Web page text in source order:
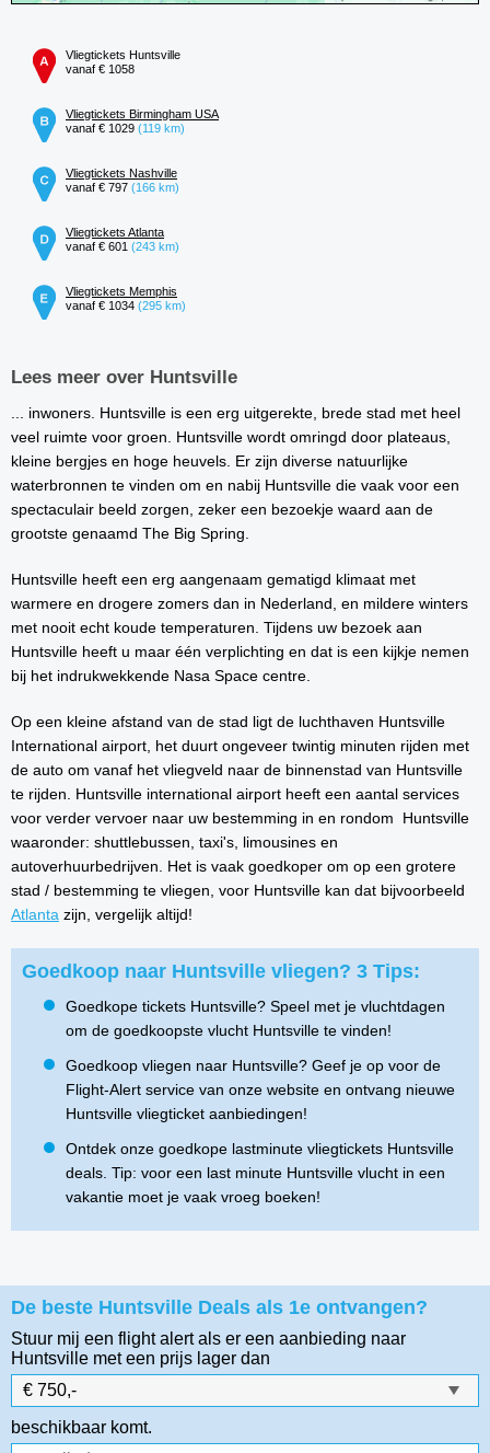
Vliegtickets Huntsville
vanaf € 1058
Vliegtickets Birmingham USA
vanaf € 1029 (119 km)
Vliegtickets Nashville
vanaf € 797 (166 km)
Vliegtickets Atlanta
vanaf € 601 (243 km)
Vliegtickets Memphis
vanaf € 1034 (295 km)
Lees meer over Huntsville
... inwoners. Huntsville is een erg uitgerekte, brede stad met heel
veel ruimte voor groen. Huntsville wordt omringd door plateaus,
kleine bergjes en hoge heuvels. Er zijn diverse natuurlijke
waterbronnen te vinden om en nabij Huntsville die vaak voor een
spectaculair beeld zorgen, zeker een bezoekje waard aan de
grootste genaamd The Big Spring.
Huntsville heeft een erg aangenaam gematigd klimaat met
warmere en drogere zomers dan in Nederland, en mildere winters
met nooit echt koude temperaturen. Tijdens uw bezoek aan
Huntsville heeft u maar één verplichting en dat is een kijkje nemen
bij het indrukwekkende Nasa Space centre.
Op een kleine afstand van de stad ligt de luchthaven Huntsville
International airport, het duurt ongeveer twintig minuten rijden met
de auto om vanaf het vliegveld naar de binnenstad van Huntsville
te rijden. Huntsville international airport heeft een aantal services
voor verder vervoer naar uw bestemming in en rondom Huntsville
waaronder: shuttlebussen, taxi's, limousines en
autoverhuurbedrijven. Het is vaak goedkoper om op een grotere
stad / bestemming te vliegen, voor Huntsville kan dat bijvoorbeeld
Atlanta zijn, vergelijk altijd!
Goedkoop naar Huntsville vliegen? 3 Tips:
Goedkope tickets Huntsville? Speel met je vluchtdagen
om de goedkoopste vlucht Huntsville te vinden!
Goedkoop vliegen naar Huntsville? Geef je op voor de
Flight-Alert service van onze website en ontvang nieuwe
Huntsville vliegticket aanbiedingen!
Ontdek onze goedkope lastminute vliegtickets Huntsville
deals. Tip: voor een last minute Huntsville vlucht in een
vakantie moet je vaak vroeg boeken!
De beste Huntsville Deals als 1e ontvangen?
Stuur mij een flight alert als er een aanbieding naar
Huntsville met een prijs lager dan
beschikbaar komt.